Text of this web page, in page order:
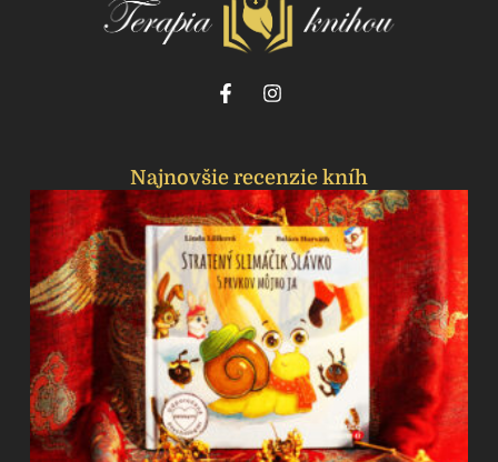
Najnovšie recenzie kníh